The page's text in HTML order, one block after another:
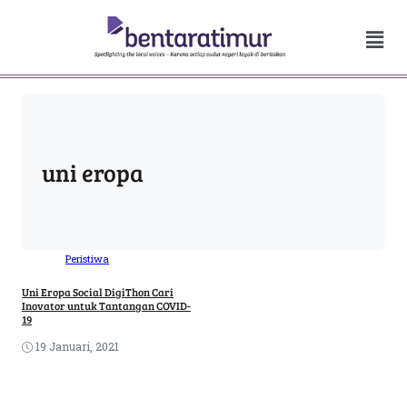
uni eropa
Peristiwa
Uni Eropa Social DigiThon Cari
Inovator untuk Tantangan COVID-
19
19 Januari, 2021